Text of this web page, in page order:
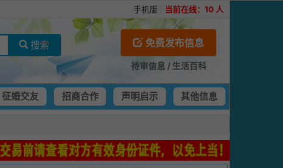
手机版 当前在线： 10 人
搜索 免费发布信息
待审信息 / 生活百科
征婚交友 招商合作 声明启示 其他信息